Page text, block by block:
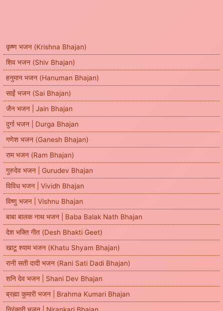
कृष्ण भजन (Krishna Bhajan)
शिव भजन (Shiv Bhajan)
हनुमान भजन (Hanuman Bhajan)
साईं भजन (Sai Bhajan)
जैन भजन | Jain Bhajan
दुर्गा भजन | Durga Bhajan
गणेश भजन (Ganesh Bhajan)
राम भजन (Ram Bhajan)
गुरुदेव भजन | Gurudev Bhajan
विविध भजन | Vividh Bhajan
विष्णु भजन | Vishnu Bhajan
बाबा बालक नाथ भजन | Baba Balak Nath Bhajan
देश भक्ति गीत (Desh Bhakti Geet)
खाटू श्याम भजन (Khatu Shyam Bhajan)
रानी सती दादी भजन (Rani Sati Dadi Bhajan)
शनि देव भजन | Shani Dev Bhajan
ब्रह्मा कुमारी भजन | Brahma Kumari Bhajan